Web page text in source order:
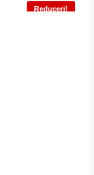
Reduceri!